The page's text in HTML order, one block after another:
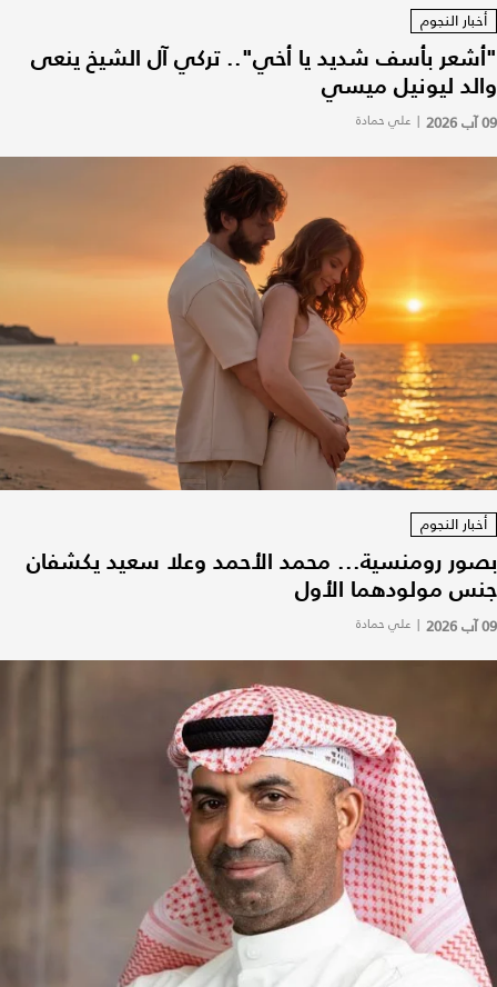
أخبار النجوم
"أشعر بأسف شديد يا أخي".. تركي آل الشيخ ينعى
والد ليونيل ميسي
09 آب 2026 | علي حمادة
أخبار النجوم
بصور رومنسية... محمد الأحمد وعلا سعيد يكشفان
جنس مولودهما الأول
09 آب 2026 | علي حمادة